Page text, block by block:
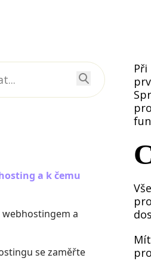
a k čemu
webhostingem a
se zaměřte